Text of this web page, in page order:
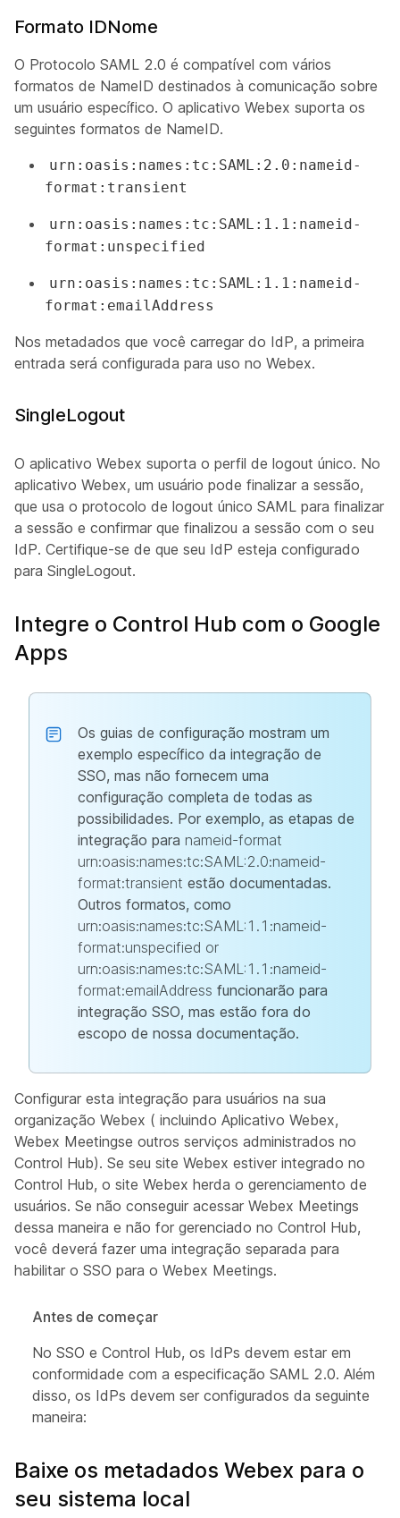
Formato IDNome
O Protocolo SAML 2.0 é compatível com vários
formatos de NameID destinados à comunicação sobre
um usuário específico. O aplicativo Webex suporta os
seguintes formatos de NameID.
urn:oasis:names:tc:SAML:2.0:nameid-
format:transient
urn:oasis:names:tc:SAML:1.1:nameid-
format:unspecified
urn:oasis:names:tc:SAML:1.1:nameid-
format:emailAddress
Nos metadados que você carregar do IdP, a primeira
entrada será configurada para uso no Webex.
SingleLogout
O aplicativo Webex suporta o perfil de logout único. No
aplicativo Webex, um usuário pode finalizar a sessão,
que usa o protocolo de logout único SAML para finalizar
a sessão e confirmar que finalizou a sessão com o seu
IdP. Certifique-se de que seu IdP esteja configurado
para SingleLogout.
Integre o Control Hub com o Google
Apps
Os guias de configuração mostram um
exemplo específico da integração de
SSO, mas não fornecem uma
configuração completa de todas as
possibilidades. Por exemplo, as etapas de
integração para nameid-format
urn:oasis:names:tc:SAML:2.0:nameid-
format:transient estão documentadas.
Outros formatos, como
urn:oasis:names:tc:SAML:1.1:nameid-
format:unspecified or
urn:oasis:names:tc:SAML:1.1:nameid-
format:emailAddress funcionarão para
integração SSO, mas estão fora do
escopo de nossa documentação.
Configurar esta integração para usuários na sua
organização Webex ( incluindo Aplicativo Webex,
Webex Meetingse outros serviços administrados no
Control Hub). Se seu site Webex estiver integrado no
Control Hub, o site Webex herda o gerenciamento de
usuários. Se não conseguir acessar Webex Meetings
dessa maneira e não for gerenciado no Control Hub,
você deverá fazer uma integração separada para
habilitar o SSO para o Webex Meetings.
Antes de começar
No SSO e Control Hub, os IdPs devem estar em
conformidade com a especificação SAML 2.0. Além
disso, os IdPs devem ser configurados da seguinte
maneira:
Baixe os metadados Webex para o
seu sistema local